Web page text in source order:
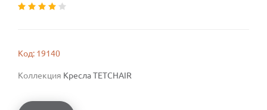
Код: 19140
Коллекция Кресла TETCHAIR